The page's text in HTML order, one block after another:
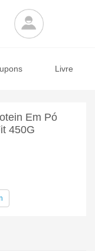
Livre
Em Pó
450G